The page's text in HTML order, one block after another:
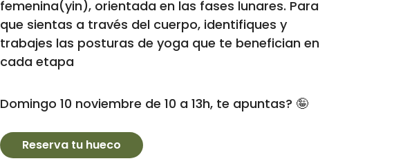
femenina(yin), orientada en las fases lunares. Para
que sientas a través del cuerpo, identifiques y
trabajes las posturas de yoga que te benefician en
cada etapa
Domingo 10 noviembre de 10 a 13h, te apuntas? 🤪
Reserva tu hueco